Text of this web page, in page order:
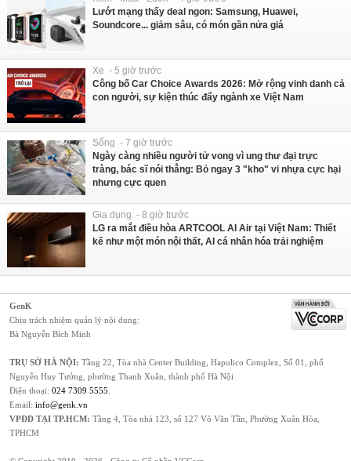
Lướt mạng thấy deal ngon: Samsung, Huawei,
Soundcore... giảm sâu, có món gần nửa giá
Xe - 5 giờ trước
Công bố Car Choice Awards 2026: Mở rộng vinh danh cả
con người, sự kiện thúc đẩy ngành xe Việt Nam
Sống - 7 giờ trước
Ngày càng nhiều người tử vong vì ung thư đại trực
tràng, bác sĩ nói thẳng: Bỏ ngay 3 "kho" vi nhựa cực hại
nhưng cực quen
Gia dụng - 8 giờ trước
LG ra mắt điều hòa ARTCOOL AI Air tại Việt Nam: Thiết
kế như một món nội thất, AI cá nhân hóa trải nghiệm
GenK
Chịu trách nhiệm quản lý nội dung:
Bà Nguyễn Bích Minh
TRỤ SỞ HÀ NỘI: Tầng 22, Tòa nhà Center Building, Hapulico Complex, Số 01, phố
Nguyễn Huy Tưởng, phường Thanh Xuân, thành phố Hà Nội
Điện thoại: 024 7309 5555
Email: info@genk.vn
VPĐD TẠI TP.HCM: Tầng 4, Tòa nhà 123, số 127 Võ Văn Tần, Phường Xuân Hòa,
TPHCM